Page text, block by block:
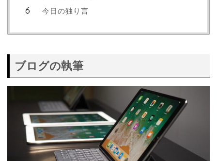
今日の独り言
ブログの執筆